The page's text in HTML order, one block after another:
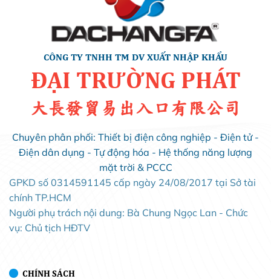
CÔNG TY TNHH TM DV XUẤT NHẬP KHẨU
ĐẠI TRƯỜNG PHÁT
大長發貿易出入口有限公司
Chuyên phân phối: Thiết bị điện công nghiệp - Điện tử -
Điện dân dụng - Tự động hóa - Hệ thống năng lượng
mặt trời & PCCC
GPKD số 0314591145 cấp ngày 24/08/2017 tại Sở tài
chính TP.HCM
Người phụ trách nội dung: Bà Chung Ngọc Lan - Chức
vụ: Chủ tịch HĐTV
CHÍNH SÁCH